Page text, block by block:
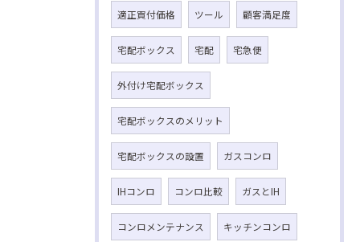
適正買付価格 ツール 顧客満足度
宅配ボックス 宅配 宅急便
外付け宅配ボックス
宅配ボックスのメリット
宅配ボックスの設置 ガスコンロ
IHコンロ コンロ比較 ガスとIH
コンロメンテナンス キッチンコンロ